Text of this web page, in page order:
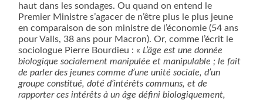
haut dans les sondages. Ou quand on entend le
Premier Ministre s’agacer de n’être plus le plus jeune
en comparaison de son ministre de l’économie (54 ans
pour Valls, 38 ans pour Macron). Or, comme l’écrit le
sociologue Pierre Bourdieu : « L’âge est une donnée
biologique socialement manipulée et manipulable ; le fait
de parler des jeunes comme d’une unité sociale, d’un
groupe constitué, doté d’intérêts communs, et de
rapporter ces intérêts à un âge défini biologiquement,